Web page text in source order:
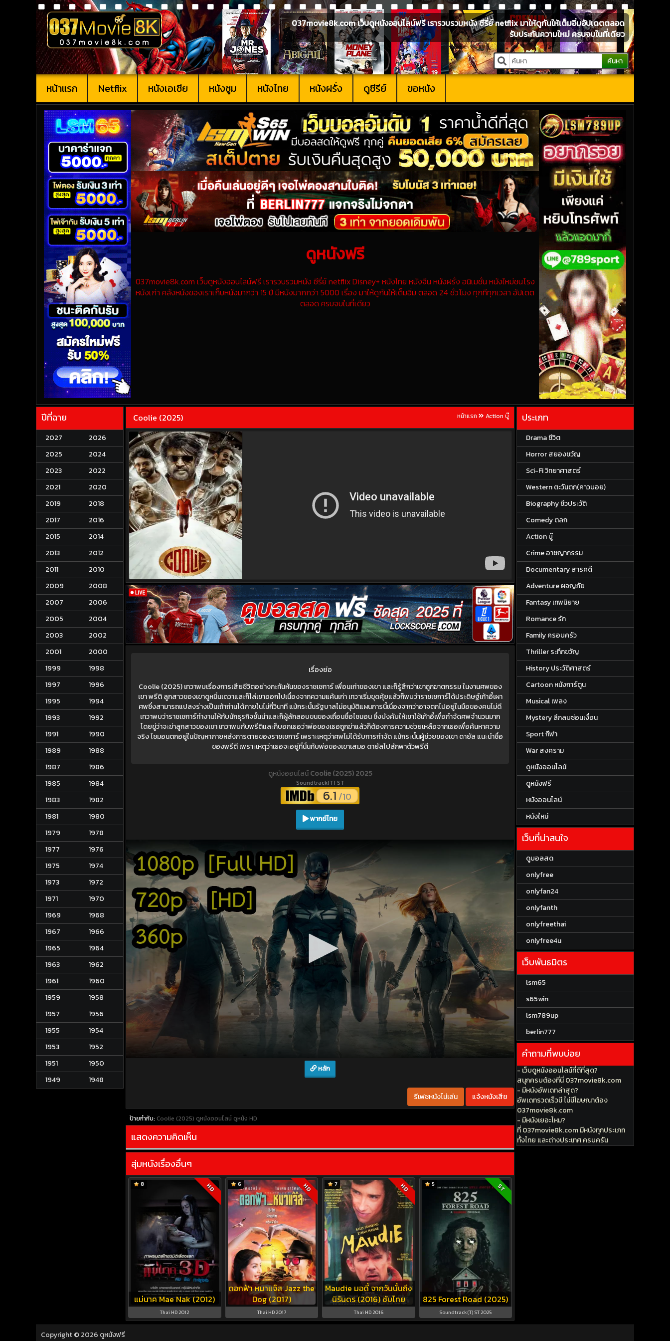
037movie8k.com เว็บดูหนังออนไลน์ฟรี เรารวบรวมหนัง ซีรี่ย์ netflix มาให้ดูกันให้เต็มอิ่มอัปเดตตลอด
รับประกันความใหม่ ครบจบในที่เดียว
ค้นหา
หน้าแรก Netflix หนังเอเชีย หนังซูม หนังไทย หนังฝรั่ง ดูซีรีย์ ขอหนัง
ดูหนังฟรี
037movie8k.com เว็บดูหนังออนไลน์ฟรี เรารวบรวมหนัง ซีรี่ย์ netflix Disney+ หนังไทย หนังจีน หนังฝรั่ง อนิเมชั่น หนังใหม่ชนโรง
หนังเก่า คลังหนังของเราเก็บหนังมากว่า 15 ปี มีหนังมากกว่า 5000 เรื่อง มาให้ดูกันให้เต็มอิ่ม ตลอด 24 ชั่วโมง ทุกทีทุกเวลา อัปเดต
ตลอด ครบจบในที่เดียว
ปีที่ฉาย
2027
2026
2025
2024
2023
2022
2021
2020
2019
2018
2017
2016
2015
2014
2013
2012
2011
2010
2009
2008
2007
2006
2005
2004
2003
2002
2001
2000
1999
1998
1997
1996
1995
1994
1993
1992
1991
1990
1989
1988
1987
1986
1985
1984
1983
1982
1981
1980
1979
1978
1977
1976
1975
1974
1973
1972
1971
1970
1969
1968
1967
1966
1965
1964
1963
1962
1961
1960
1959
1958
1957
1956
1955
1954
1953
1952
1951
1950
1949
1948
Coolie (2025) หน้าแรก Action บู๊
เรื่องย่อ
Coolie (2025) เทวาพบเรื่องการเสียชีวิตอย่างกะทันหันของราชเชการ์ เพื่อนเก่าของเขา และก็รู้สึกว่าเขาถูกฆาตกรรม ในงานศพของ
เขา พรีติ ลูกสาวของเขาดูหมิ่นเดวาและก็ไล่เขาออกไปเนื่องจากความแค้นเก่า เทวาเริ่มขุดคุ้ยแล้วก็พบว่าราชเชการ์ได้ประดิษฐ์เก้าอี้เผา
ศพซึ่งสามารถแปลงร่างเป็นเถ้าถ่านได้ภายในไม่กี่วินาที แม้กระนั้นรัฐบาลไม่อนุมัติแผนการนี้เนื่องจากว่าอาจตกไปอยู่ในมือของคนไม่ดี
เทวาพบว่าราชเชการ์ทำงานให้กับนักธุรกิจชั้นนำและก็ผู้ลักลอบขนของเถื่อนชื่อไซมอน ซึ่งบังคับให้เขาใช้เก้าอี้เพื่อกำจัดศพจำนวนมาก
โดยขู่ว่าจะฆ่าลูกสาวของเขา เทวาพบกับพรีติและก็บอกเธอว่าพ่อของเธอถูกฆ่าแล้วก็ต้องการความช่วยเหลือจากเธอเพื่อค้นหาความ
จริง ไซมอนตกอยู่ในปัญหาภายหลังการตายของราชเชการ์ เพราะเหตุว่าศพไม่ได้รับการกำจัด แม้กระนั้นผู้ช่วยของเขา ดายัล แนะนำชื่อ
ของพรีตี เพราะเหตุว่าเธอจะอยู่ที่นั่นกับพ่อของเขาเสมอ ดายัลไปลักพาตัวพรีตี
ดูหนังออนไลน์Coolie (2025) 2025
Soundtrack(T) ST
6.1 /10
พากย์ไทย
หลัก
รีเฟชหนังไม่เล่น แจ้งหนังเสีย
ป้ายกำกับ: Coolie (2025) ดูหนังออนไลน์ ดูหนัง HD
แสดงความคิดเห็น
สุ่มหนังเรื่องอื่นๆ
แม่นาค Mae Nak (2012)
8 HD
Thai HD 2012
ดอกฟ้า หมาแจ๊ส Jazz the
Dog (2017)
6 HD
Thai HD 2017
Maudie มอดี้ จากวันนั้นถึง
นิรันดร (2016) ซับไทย
7 HD
Thai HD 2016
825 Forest Road (2025)
5 ST
Soundtrack(T) ST 2025
ประเภท
Drama ชีวิต
Horror สยองขวัญ
Sci-Fi วิทยาศาสตร์
Western ตะวันตก(คาวบอย)
Biography ชีวประวัติ
Comedy ตลก
Action บู๊
Crime อาชญากรรม
Documentary สารคดี
Adventure ผจญภัย
Fantasy เทพนิยาย
Romance รัก
Family ครอบครัว
Thriller ระทึกขวัญ
History ประวัติศาสตร์
Cartoon หนังการ์ตูน
Musical เพลง
Mystery ลึกลบซ่อนเงื่อน
Sport กีฬา
War สงคราม
ดูหนังออนไลน์
ดูหนังฟรี
หนังออนไลน์
หนังใหม่
เว็บที่น่าสนใจ
ดูบอลสด
onlyfree
onlyfan24
onlyfanth
onlyfreethai
onlyfree4u
เว็บพันธมิตร
lsm65
s65win
lsm789up
berlin777
คำถามที่พบบ่อย
- เว็บดูหนังออนไลน์ที่ดีที่สุด?
สนุกครบต้องที่นี่ 037movie8k.com
- มีหนังอัพเดทล่าสุด?
อัพเดทรวดเร็วมี ไม่มีโฆษณาต้อง
037movie8k.com
- มีหนังเยอะไหม?
ที่ 037movie8k.com มีหนังทุกประเภท
ทั้งไทย และต่างประเทศ ครบครัน
Copyright © 2026 ดูหนังฟรี